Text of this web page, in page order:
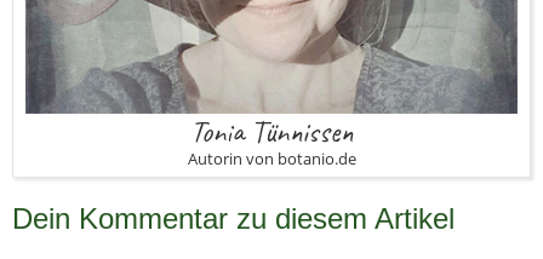
Tonia Tünnissen
Autorin von botanio.de
Dein Kommentar zu diesem Artikel